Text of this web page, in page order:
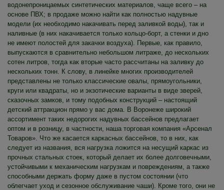
водонепроницаемых синтетических материалов, чаще всего – на
основе ПВХ; в продаже можно найти как полностью надувные
модели (их необходимо накачивать перед заливкой воды), так и
наливные (в них накачивается только кольцо-борт, а стенки и дно
не имеют полостей для закачки воздуха). Первые, как правило,
выпускаются в сравнительно небольшом литраже, до нескольких
сотен литров, тогда как вторые часто рассчитаны на заливку до
нескольких тонн. К слову, в линейке многих производителей
представлены не только классические овалы, прямоугольники,
круги или квадраты, но и экзотические варианты в виде зверей,
сказочных замков, и тому подобных конструкций – настоящий
детский аттракцион прямо у вас дома. В Воронеже широкий
ассортимент таких недорогих надувных бассейнов предлагает
оптом и в розницу, в частности, наша торговая компания «Арсенал
Товаров». Что же касается каркасных бассейнов, то в них, как
следует из названия, вся нагрузка ложится на несущий каркас из
прочных стальных стоек, который делает их более долговечными,
устойчивыми к механическим нагрузкам и повреждениям, а также
способными держать форму даже в пустом состоянии (что
облегчает уход и сезонное обслуживание чаши). Кроме того, они не